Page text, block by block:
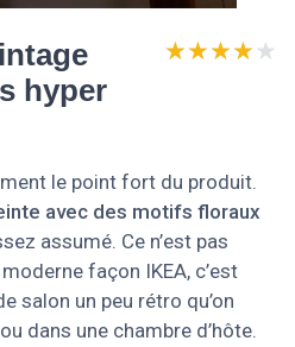
hyper
★★★★★
★★★★★
le point fort du produit.
avec des motifs floraux
assumé. Ce n’est pas
façon IKEA, c’est
salon un peu rétro qu’on
dans une chambre d’hôte.